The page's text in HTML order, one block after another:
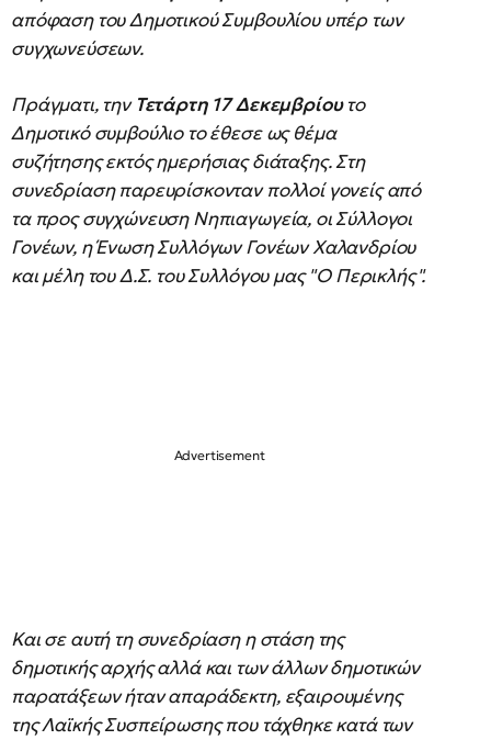
απόφαση του Δημοτικού Συμβουλίου υπέρ των
συγχωνεύσεων.
Πράγματι, την Τετάρτη 17 Δεκεμβρίουτο
Δημοτικό συμβούλιο το έθεσε ως θέμα
συζήτησης εκτός ημερήσιας διάταξης. Στη
συνεδρίαση παρευρίσκονταν πολλοί γονείς από
τα προς συγχώνευση Νηπιαγωγεία, οι Σύλλογοι
Γονέων, η Ένωση Συλλόγων Γονέων Χαλανδρίου
και μέλη του Δ.Σ. του Συλλόγου μας "Ο Περικλής".
Και σε αυτή τη συνεδρίαση η στάση της
δημοτικής αρχής αλλά και των άλλων δημοτικών
παρατάξεων ήταν απαράδεκτη, εξαιρουμένης
της Λαϊκής Συσπείρωσης που τάχθηκε κατά των